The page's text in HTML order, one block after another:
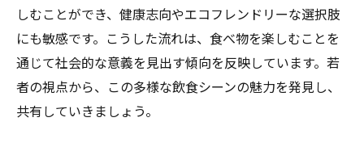
しむことができ、健康志向やエコフレンドリーな選択肢
にも敏感です。こうした流れは、食べ物を楽しむことを
通じて社会的な意義を見出す傾向を反映しています。若
者の視点から、この多様な飲食シーンの魅力を発見し、
共有していきましょう。